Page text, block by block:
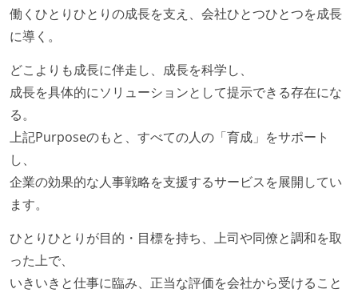
働くひとりひとりの成長を支え、会社ひとつひとつを成長
に導く。
どこよりも成長に伴走し、成長を科学し、
成長を具体的にソリューションとして提示できる存在にな
る。
上記Purposeのもと、すべての人の「育成」をサポート
し、
企業の効果的な人事戦略を支援するサービスを展開してい
ます。
ひとりひとりが目的・目標を持ち、上司や同僚と調和を取
った上で、
いきいきと仕事に臨み、正当な評価を会社から受けること